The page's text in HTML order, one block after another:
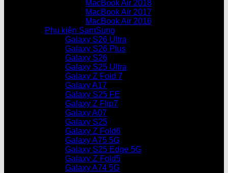
MacBook Air 2018
MacBook Air 2017
MacBook Air 2016
Phụ kiện SamSung
Galaxy S26 Ultra
Galaxy S26 Plus
Galaxy S26
Galaxy S25 Ultra
Galaxy Z Fold 7
Galaxy A17
Galaxy S25 FE
Galaxy Z Flip7
Galaxy A07
Galaxy S25
Galaxy Z Fold6
Galaxy A75 5G
Galaxy S25 Edge 5G
Galaxy Z Fold5
Galaxy A74 5G